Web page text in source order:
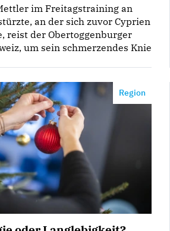
im Freitagstraining an
an der sich zuvor Cyprien
reist der Obertoggenburger
um sein schmerzendes Knie
Region